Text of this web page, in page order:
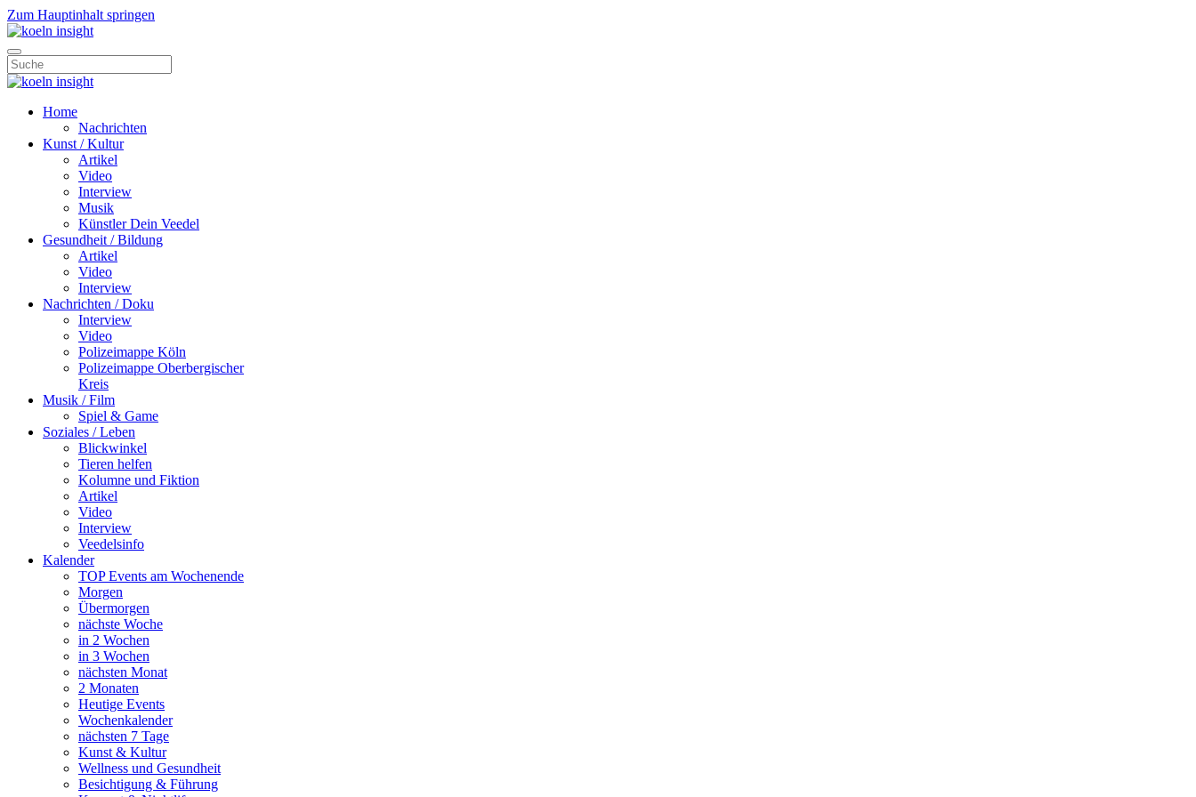
Zum Hauptinhalt springen
Home
Nachrichten
Kunst / Kultur
Artikel
Video
Interview
Musik
Künstler Dein Veedel
Gesundheit / Bildung
Artikel
Video
Interview
Nachrichten / Doku
Interview
Video
Polizeimappe Köln
Polizeimappe Oberbergischer
Kreis
Musik / Film
Spiel & Game
Soziales / Leben
Blickwinkel
Tieren helfen
Kolumne und Fiktion
Artikel
Video
Interview
Veedelsinfo
Kalender
TOP Events am Wochenende
Morgen
Übermorgen
nächste Woche
in 2 Wochen
in 3 Wochen
nächsten Monat
2 Monaten
Heutige Events
Wochenkalender
nächsten 7 Tage
Kunst & Kultur
Wellness und Gesundheit
Besichtigung & Führung